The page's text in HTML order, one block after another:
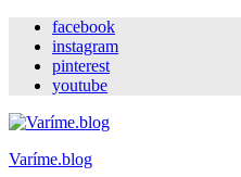
facebook
instagram
pinterest
youtube
Varíme.blog